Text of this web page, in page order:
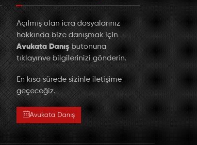
Açılmış olan icra dosyalarınız
hakkında bize danışmak için
Avukata Danışbutonuna
tıklayınve bilgilerinizi gönderin.
En kısa sürede sizinle iletişime
geçeceğiz.
Avukata Danış